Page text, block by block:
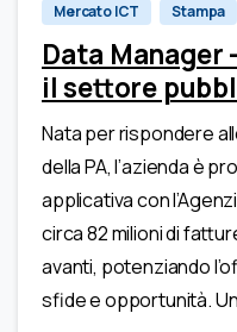
Mercato ICT Stampa
Data Manager
il settore
Nata per rispondere
della PA, l’azienda è
applicativa con
circa 82 milioni di
avanti, potenziando
sfide e opportunità.